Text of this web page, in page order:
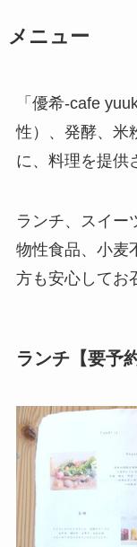
メニュー
「優希-cafe
性）、発酵、米
に、料理を提供
ランチ、スイー
物性食品、小麦
方も安心してお
ランチ【要予約